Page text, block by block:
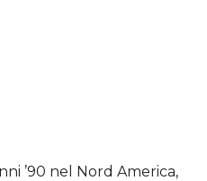
’90 nel Nord America,